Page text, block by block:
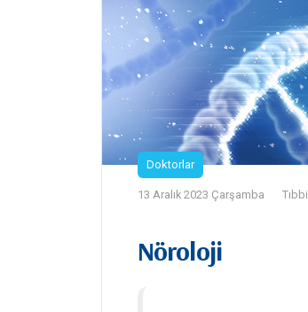
Doktorlar
13 Aralık 2023 Çarşamba
Nöroloji